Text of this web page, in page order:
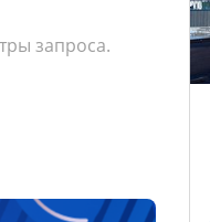
запроса.